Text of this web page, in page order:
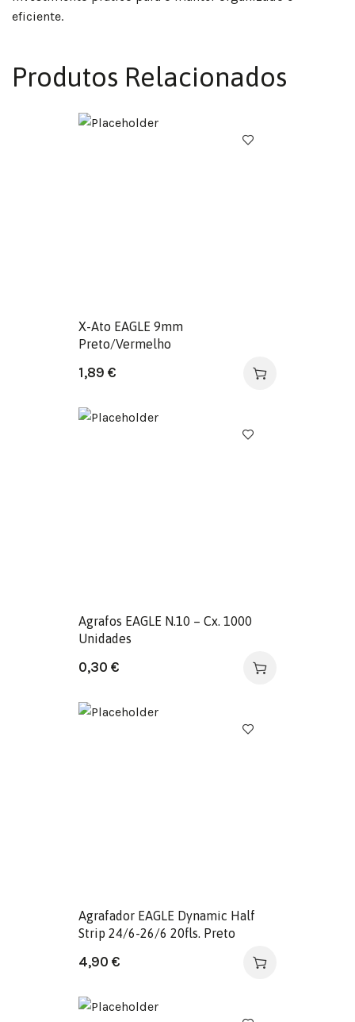
eficiente.
Produtos Relacionados
X-Ato EAGLE 9mm
Preto/Vermelho
1,89 €
Agrafos EAGLE N.10 – Cx. 1000
Unidades
0,30 €
Agrafador EAGLE Dynamic Half
Strip 24/6-26/6 20fls. Preto
4,90 €